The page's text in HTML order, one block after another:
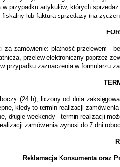
przypadku artykułów, których
fiskalny lub faktura sprzedaży (na
za zamówienie: płatność przelewem -
przelew elektroniczny poprzez
przypadku zaznaczenia w formularzu
(24 h), liczony od dnia
kiedy to termin realizacji
długie weekendy - termin realizacji
zamówienia wynosi do 7 dni
Reklamacja Konsumenta oraz